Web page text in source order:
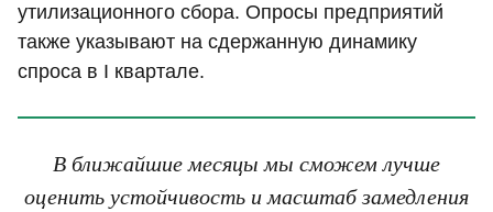
утилизационного сбора. Опросы предприятий
также указывают на сдержанную динамику
спроса в I квартале.
В ближайшие месяцы мы сможем лучше
оценить устойчивость и масштаб замедления